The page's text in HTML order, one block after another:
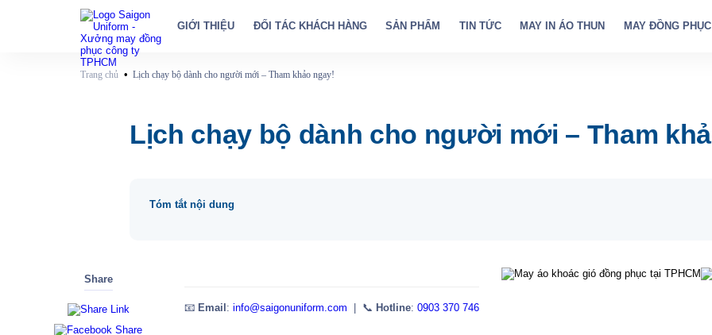
GIỚI THIỆU ĐỐI TÁC KHÁCH HÀNG SẢN PHẨM TIN TỨC MAY IN ÁO THUN MAY ĐỒNG PHỤC
Trang chủ • Lịch chạy bộ dành cho người mới – Tham khảo ngay!
Lịch chạy bộ dành cho người mới – Tham
Tóm tắt nội dung
Share
📧 Email : info@saigonuniform.com | 📞 Hotline: 0903 370 746